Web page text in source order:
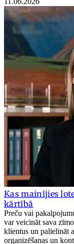
Kas mainījies
kārtībā
Preču vai
var veicināt sava
klientus un palielināt
organizēšanas un